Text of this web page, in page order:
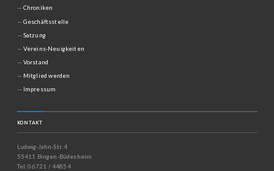
Chroniken
Geschäftsstelle
Satzung
Vereins-Neuigkeiten
Vorstand
Mitglied werden
Impressum
KONTAKT
Ludwig-Jahn-Str. 4
55411 Bingen-Büdesheim
Tel: 06721 / 44854